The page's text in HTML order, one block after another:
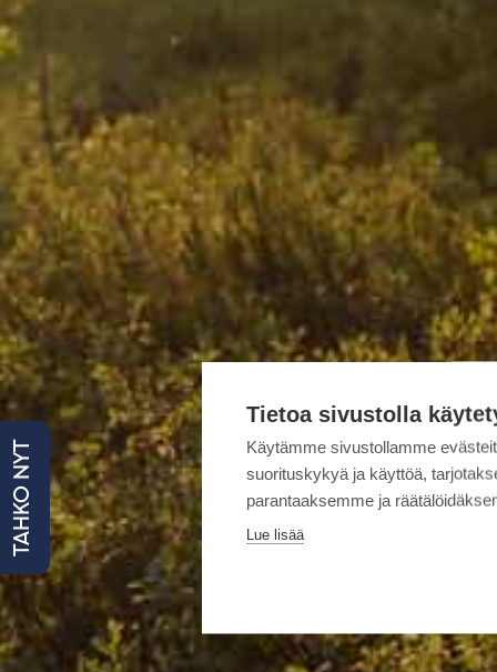
TAHKO NYT
Tietoa sivustolla
Käytämme sivustollamme
suorituskykyä ja käyttöä,
parantaaksemme ja
Lue lisää